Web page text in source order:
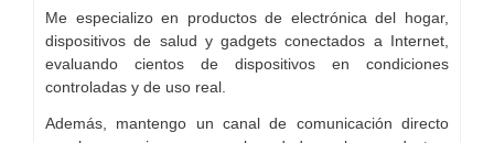
Me especializo en productos de electrónica del hogar,
dispositivos de salud y gadgets conectados a Internet,
evaluando cientos de dispositivos en condiciones
controladas y de uso real.
Además, mantengo un canal de comunicación directo